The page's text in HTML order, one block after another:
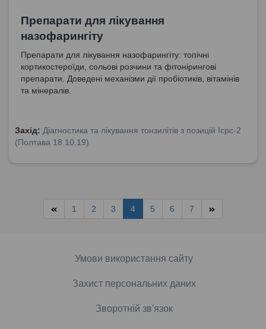
Препарати для лікування
назофарингіту
Препарати для лікування назофарингіту: топічні
кортикостероїди, сольові розчини та фітонірингові
препарати. Доведені механізми дії пробіотиків, вітамінів
та мінералів.
Захід: Діагностика та лікування тонзилітів з позицій Icpc-2
(Полтава 18.10.19)
1 2 3 4 5 6 7
Умови використання сайту
Захист персональних даних
Зворотній зв'язок